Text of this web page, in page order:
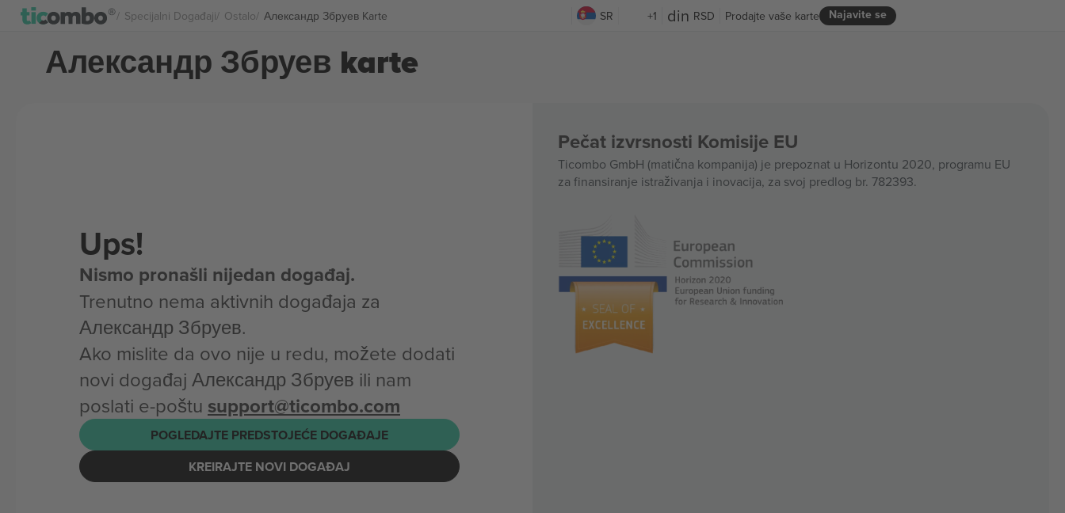
Specijalni Događaji Ostalo Александр Збруев Karte SR +1 RSD Najavite se
Prodajte vaše karte
Александр Збруев karte
Ups!
Nismo pronašli nijedan događaj.
Trenutno nema aktivnih događaja za
Александр Збруев.
Ako mislite da ovo nije u redu, možete dodati
novi događaj Александр Збруев ili nam
poslati e-poštu support@ticombo.com
POGLEDAJTE PREDSTOJEĆE DOGAĐAJE
KREIRAJTE NOVI DOGAĐAJ
Pečat izvrsnosti Komisije EU
Ticombo GmbH (matična kompanija) je prepoznat u Horizontu 2020, programu EU
za finansiranje istraživanja i inovacija, za svoj predlog br. 782393.